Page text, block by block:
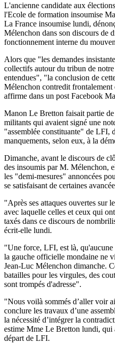
L'ancienne candidate aux
l'Ecole de formation insoumise
La France insoumise lundi,
Mélenchon dans son discours de
fonctionnement interne du
Alors que "les demandes
collectifs autour du tribun de
entendues", "la conclusion de
Mélenchon contredit frontalement
affirme dans un post Facebook
Manon Le Bretton faisait partie
militants qui avaient signé une
"assemblée constituante" de LFI,
manquements, selon eux, à la
Dimanche, avant le discours de
des insoumis par M. Mélenchon,
les "demi-mesures" annoncées
se satisfaisant de certaines
"Après ses attaques ouvertes sur
avec laquelle celles et ceux qui
taxés dans ce discours de
écrit-elle lundi.
"Une force, LFI, est là,
la gauche officielle mondaine ne
Jean-Luc Mélenchon dimanche.
batailles pour les virgules, des
sont trompés d'adresse".
"Nous voilà sommés d’aller voir
conclure les travaux d’une
la nécessité d’intégrer la
estime Mme Le Bretton lundi, qui
départ de LFI.